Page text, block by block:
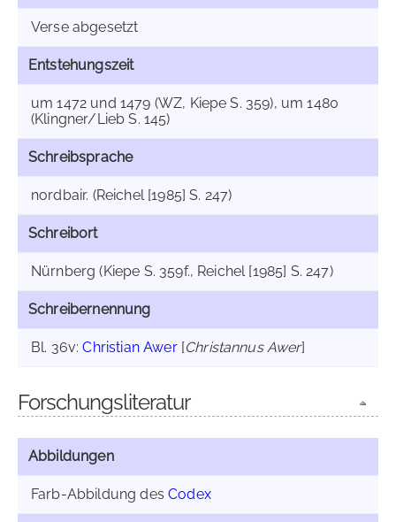
Verse abgesetzt
Entstehungszeit
um 1472 und 1479 (WZ, Kiepe S. 359), um 1480
(Klingner/Lieb S. 145)
Schreibsprache
nordbair. (Reichel [1985] S. 247)
Schreibort
Nürnberg (Kiepe S. 359f., Reichel [1985] S. 247)
Schreibernennung
Bl. 36v:Christian Awer[Christannus Awer]
Forschungsliteratur
Abbildungen
Farb-Abbildung desCodex